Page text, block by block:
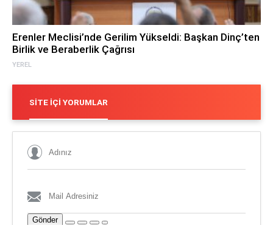
YEREL
Erenler Meclisi’nde Gerilim Yükseldi: Başkan Dinç’ten
Birlik ve Beraberlik Çağrısı
SITE İÇI YORUMLAR
Gönder